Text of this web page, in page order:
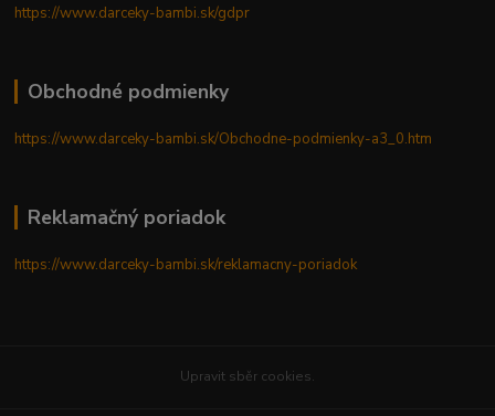
https://www.darceky-bambi.sk/gdpr
Obchodné podmienky
https://www.darceky-bambi.sk/Obchodne-podmienky-a3_0.htm
Reklamačný poriadok
https://www.darceky-bambi.sk/reklamacny-poriadok
Upravit sběr cookies.